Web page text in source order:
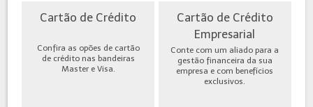
Cartão de Crédito
Confira as opões de cartão
de crédito nas bandeiras
Master e Visa.
Cartão de Crédito
Empresarial
Conte com um aliado para a
gestão financeira da sua
empresa e com benefícios
exclusivos.